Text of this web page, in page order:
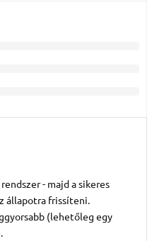
- majd a sikeres
állapotra frissíteni.
(lehetőleg egy